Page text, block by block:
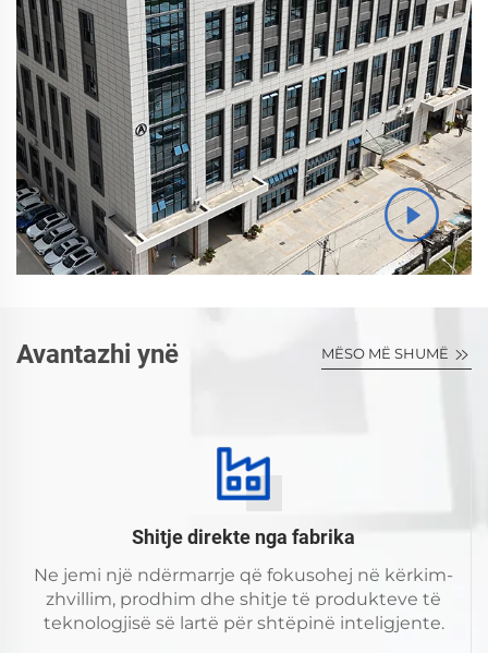
Avantazhi ynë MËSO MË SHUMË
Shitje direkte nga fabrika
Ne jemi një ndërmarrje që fokusohej në kërkim-
zhvillim, prodhim dhe shitje të produkteve të
teknologjisë së lartë për shtëpinë inteligjente.